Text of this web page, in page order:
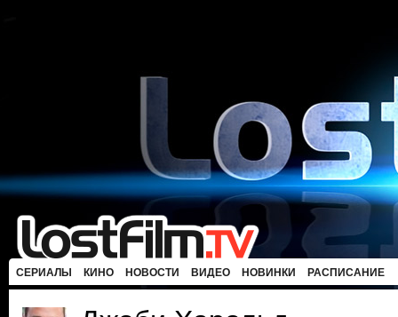
СЕРИАЛЫ КИНО НОВОСТИ ВИДЕО НОВИНКИ РАСПИСАНИЕ